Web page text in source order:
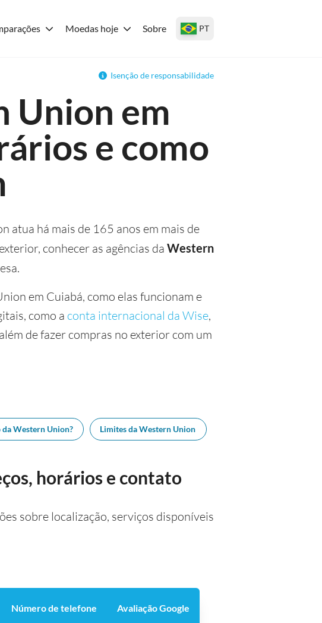
Moedas hoje Sobre PT
Isenção de responsabilidade
Union em
e como
atua há mais de 165 anos em mais de
conhecer as agências da Western
em Cuiabá, como elas funcionam e
como a conta internacional da Wise,
de fazer compras no exterior com um
Western Union? Limites da Western Union
horários e contato
sobre localização, serviços disponíveis
Número de telefone Avaliação Google